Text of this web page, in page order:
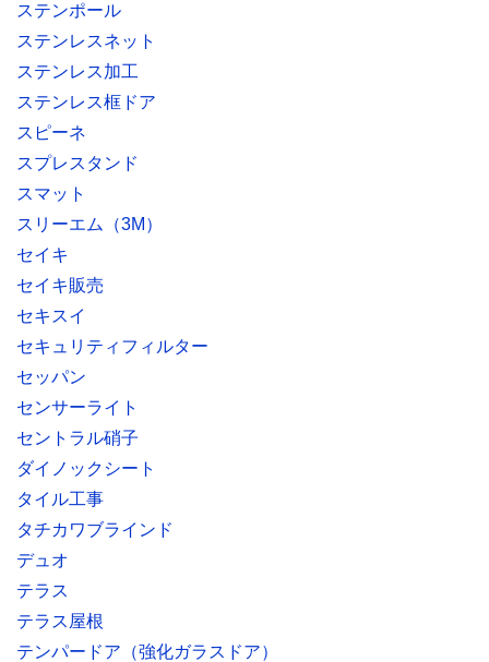
ステンポール
ステンレスネット
ステンレス加工
ステンレス框ドア
スピーネ
スプレスタンド
スマット
スリーエム（3M）
セイキ
セイキ販売
セキスイ
セキュリティフィルター
セッパン
センサーライト
セントラル硝子
ダイノックシート
タイル工事
タチカワブラインド
デュオ
テラス
テラス屋根
テンパードア（強化ガラスドア）